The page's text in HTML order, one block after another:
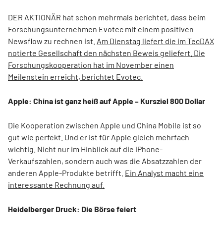
DER AKTIONÄR hat schon mehrmals berichtet, dass beim
Forschungsunternehmen Evotec mit einem positiven
Newsflow zu rechnen ist. Am Dienstag liefert die im TecDAX
notierte Gesellschaft den nächsten Beweis geliefert. Die
Forschungskooperation hat im November einen
Meilenstein erreicht, berichtet Evotec.
Apple: China ist ganz heiß auf Apple – Kursziel 800 Dollar
Die Kooperation zwischen Apple und China Mobile ist so
gut wie perfekt. Und er ist für Apple gleich mehrfach
wichtig. Nicht nur im Hinblick auf die iPhone-
Verkaufszahlen, sondern auch was die Absatzzahlen der
anderen Apple-Produkte betrifft. Ein Analyst macht eine
interessante Rechnung auf.
Heidelberger Druck: Die Börse feiert